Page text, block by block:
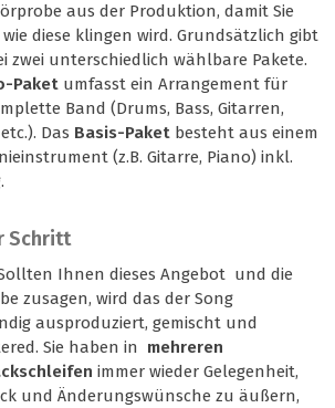
aus der Produktion, damit Sie
wie diese klingen wird. Grundsätzlich gibt
zwei unterschiedlich wählbare Pakete.
Paket umfasst ein Arrangement für
Band (Drums, Bass, Gitarren,
Das Basis-Paket besteht aus einem
(z.B. Gitarre, Piano) inkl.
Schritt
Ihnen dieses Angebot und die
zusagen, wird das der Song
ausproduziert, gemischt und
Sie haben in mehreren
immer wieder Gelegenheit,
und Änderungswünsche zu äußern,